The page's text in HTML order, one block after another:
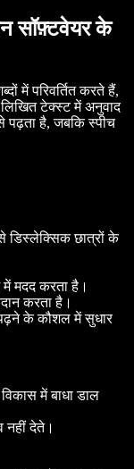
सॉफ़्टवेयर के
में परिवर्तित करते हैं,
लिखित टेक्स्ट में अनुवाद
पढ़ता है, जबकि स्पीच
डिस्लेक्सिक छात्रों के
में मदद करता है।
करता है।
पढ़ने के कौशल में सुधार
में बाधा डाल
नहीं देते।